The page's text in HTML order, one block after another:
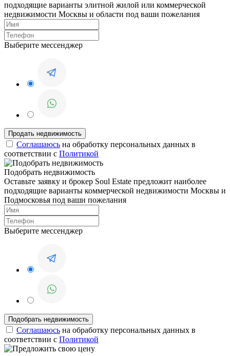
подходящие варианты элитной жилой или коммерческой
недвижимости Москвы и области под ваши пожелания
Выберите мессенджер
Соглашаюсь на обработку персональных данных в
соответствии с Политикой
Подобрать недвижимость
Оставьте заявку и брокер Soul Estate предложит наиболее
подходящие варианты коммерческой недвижимости Москвы и
Подмосковья под ваши пожелания
Выберите мессенджер
Соглашаюсь на обработку персональных данных в
соответствии с Политикой